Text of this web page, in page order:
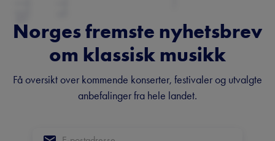
Norges fremste nyhetsbrev
om klassisk musikk
Få oversikt over kommende konserter, festivaler og utvalgte
anbefalinger fra hele landet.